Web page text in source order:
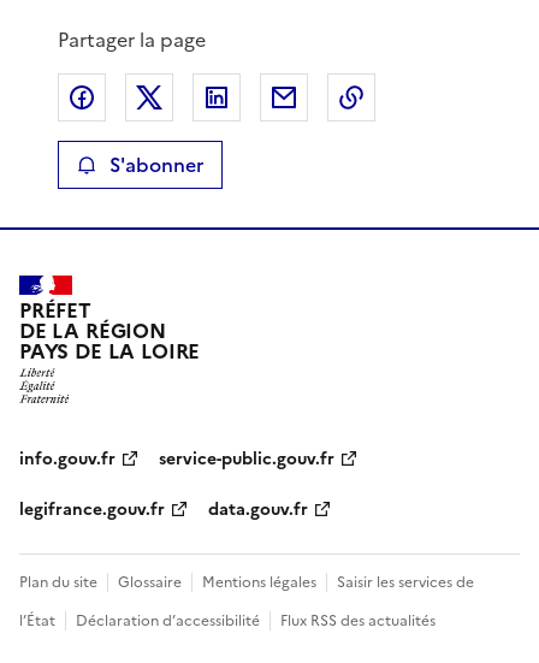
Partager la page
Partager sur Facebook
Partager sur XPartager sur LinkedIn
Partager par email
S'abonner
PRÉFET
DE LA RÉGION
PAYS DE LA LOIRE
info.gouv.fr
service-public.gouv.fr
legifrance.gouv.fr
data.gouv.fr
Plan du site Glossaire Mentions légales
Saisir les services de
l’État
Déclaration d’accessibilité Flux RSS des actualités